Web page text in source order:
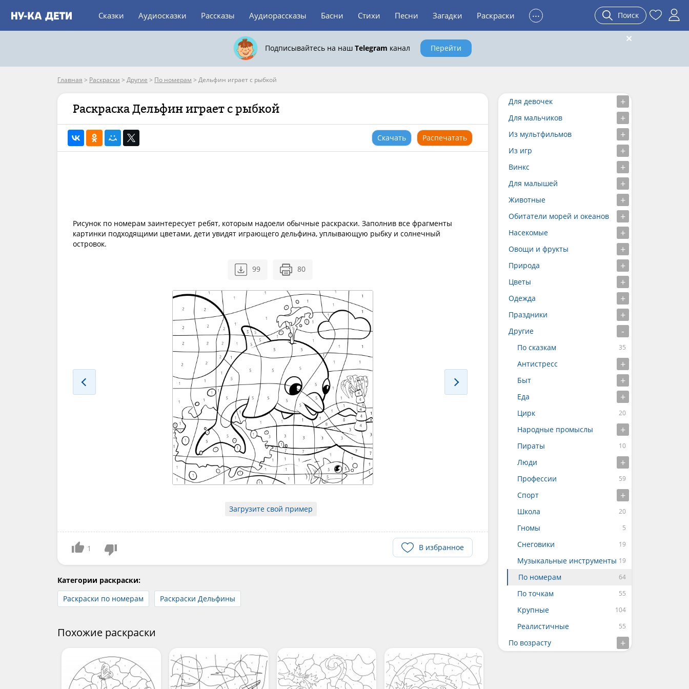
Сказки Аудиосказки Рассказы Аудиорассказы Басни Стихи Песни Загадки Раскраски ... Поиск
Подписывайтесь на наш Telegram канал Перейти
Главная > Раскраски > Другие > По номерам > Дельфин играет с рыбкой
Раскраска Дельфин играет с рыбкой
Скачать Распечатать
Рисунок по номерам заинтересует ребят, которым надоели обычные раскраски. Заполнив все фрагменты
картинки подходящими цветами, дети увидят играющего дельфина, уплывающую рыбку и солнечный
островок.
99 80
Загрузите свой пример
1 В избранное
Категории раскраски:
Раскраски по номерам
Раскраски Дельфины
Похожие раскраски
Для девочек
Для мальчиков
Из мультфильмов
Из игр
Винкс
Для малышей
Животные
Обитатели морей и океанов
Насекомые
Овощи и фрукты
Природа
Цветы
Одежда
Праздники
Другие
По сказкам
Антистресс
Быт
Еда
Цирк
Народные промыслы
Пираты
Люди
Профессии
Спорт
Школа
Гномы
Снеговики
Музыкальные инструменты
По номерам
По точкам
Крупные
Реалистичные
По возрасту